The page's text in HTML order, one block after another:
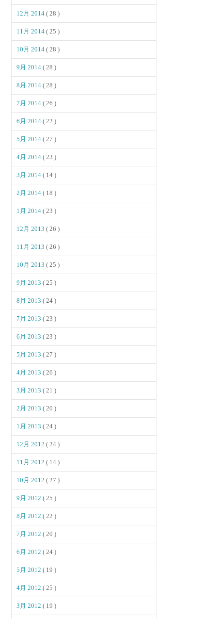
12月 2014( 28 )
11月 2014( 25 )
10月 2014( 28 )
9月 2014( 28 )
8月 2014( 28 )
7月 2014( 26 )
6月 2014( 22 )
5月 2014( 27 )
4月 2014( 23 )
3月 2014( 14 )
2月 2014( 18 )
1月 2014( 23 )
12月 2013( 26 )
11月 2013( 26 )
10月 2013( 25 )
9月 2013( 25 )
8月 2013( 24 )
7月 2013( 23 )
6月 2013( 23 )
5月 2013( 27 )
4月 2013( 26 )
3月 2013( 21 )
2月 2013( 20 )
1月 2013( 24 )
12月 2012( 24 )
11月 2012( 14 )
10月 2012( 27 )
9月 2012( 25 )
8月 2012( 22 )
7月 2012( 20 )
6月 2012( 24 )
5月 2012( 19 )
4月 2012( 25 )
3月 2012( 19 )